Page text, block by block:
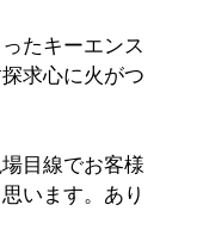
たキーエンス
求心に火がつ
目線でお客様
います。あり